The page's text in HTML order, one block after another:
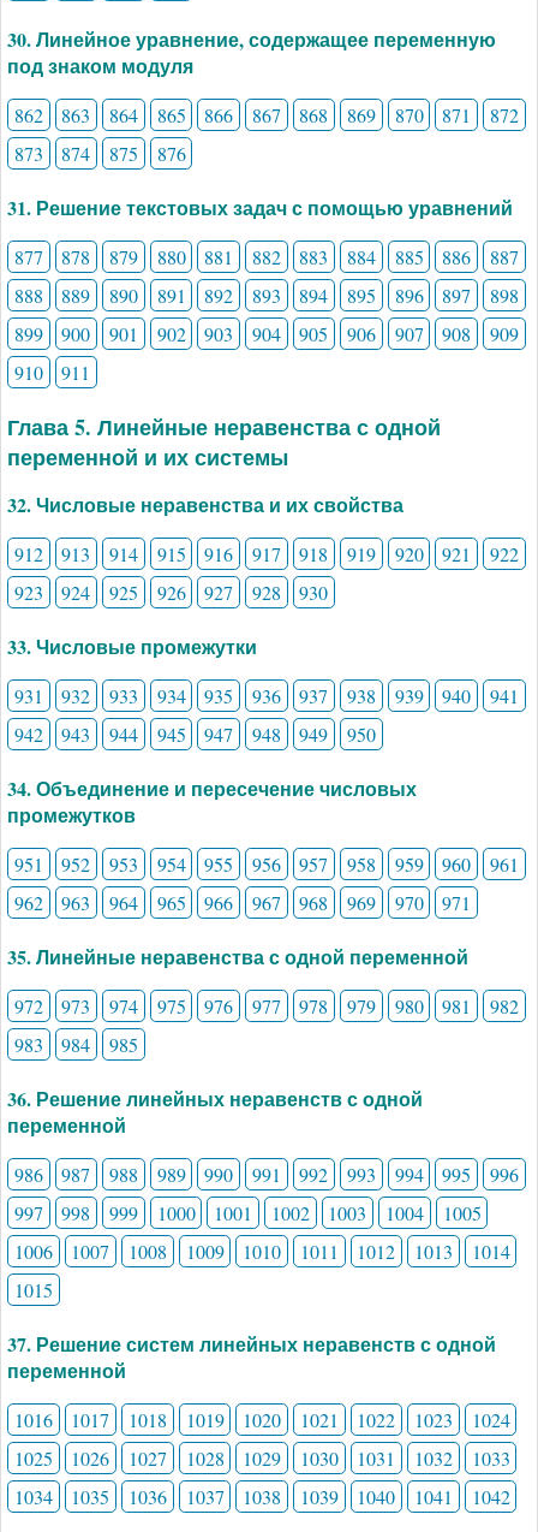
30. Линейное уравнение, содержащее переменную
под знаком модуля
862 863 864 865 866 867 868 869 870 871
872
873
874 875 876
31. Решение текстовых задач с помощью уравнений
877 878 879 880 881 882 883 884 885 886
887
888
889 890 891 892 893 894 895 896 897
898
899
900 901 902 903 904 905 906 907 908
909
910
911
Глава 5. Линейные неравенства с одной
переменной и их системы
32. Числовые неравенства и их свойства
912 913 914 915 916 917 918 919 920 921
922
923
924 925 926 927 928 930
33. Числовые промежутки
931 932 933 934 935 936 937 938 939 940
941
942
943 944 945 947 948 949 950
34. Объединение и пересечение числовых
промежутков
951 952 953 954 955 956 957 958 959 960
961
962
963 964 965 966 967 968 969 970 971
35. Линейные неравенства с одной переменной
972 973 974 975 976 977 978 979 980 981
982
983
984 985
36. Решение линейных неравенств с одной
переменной
986 987 988 989 990 991 992 993 994 995
996
997
998 999 1000 1001 1002 1003 1004
1005
1006
1007 1008 1009 1010 1011 1012 1013
1014
1015
37. Решение систем линейных неравенств с одной
переменной
1016 1017 1018 1019 1020 1021 1022 1023
1024
1025
1026 1027 1028 1029 1030 1031 1032
1033
1034
1035 1036 1037 1038 1039 1040 1041 1042